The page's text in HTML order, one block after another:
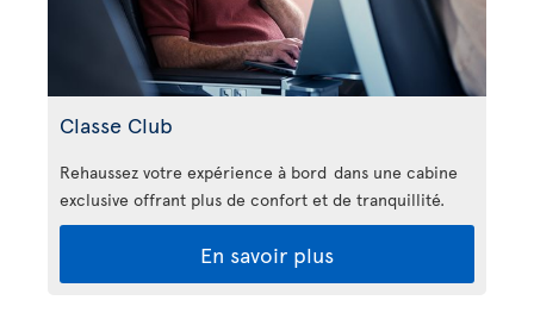
Classe Club
Rehaussez votre expérience à bord dans une cabine
exclusive offrant plus de confort et de tranquillité.
En savoir plus